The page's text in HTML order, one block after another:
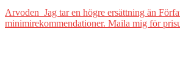
Arvoden Jag tar en högre ersättning än
minimirekommendationer. Maila mig för